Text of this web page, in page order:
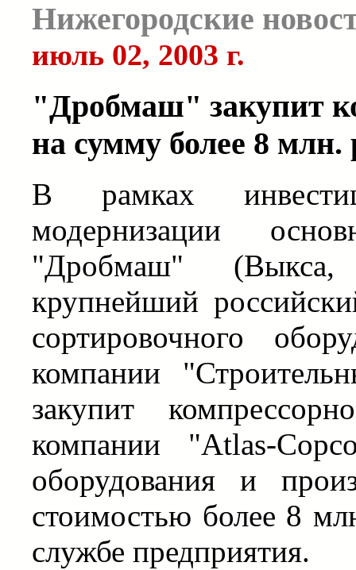
Нижегородские
июль 02, 2003 г.
"Дробмаш" закупит
на сумму более 8 млн.
В рамках
модернизации
"Дробмаш" (Выкса,
крупнейший
сортировочного
компании
закупит
компании "Atlas-
оборудования и
стоимостью более 8
службе предприятия.